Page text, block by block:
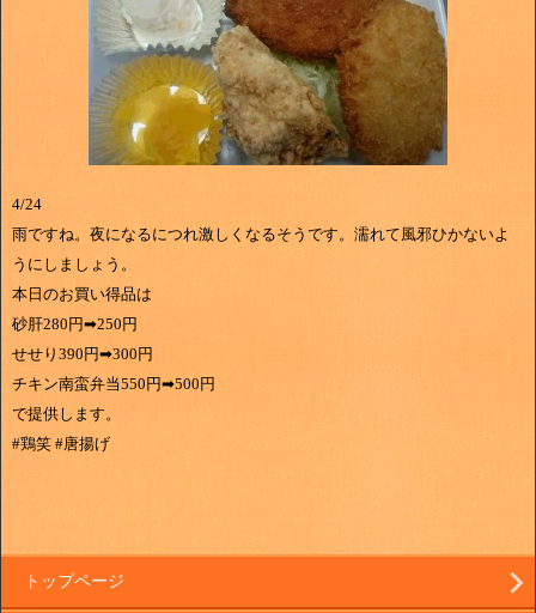
4/24
雨ですね。夜になるにつれ激しくなるそうです。濡れて風邪ひかないよ
うにしましょう。
本日のお買い得品は
砂肝280円➡250円
せせり390円➡300円
チキン南蛮弁当550円➡500円
で提供します。
#鶏笑 #唐揚げ
トップページ